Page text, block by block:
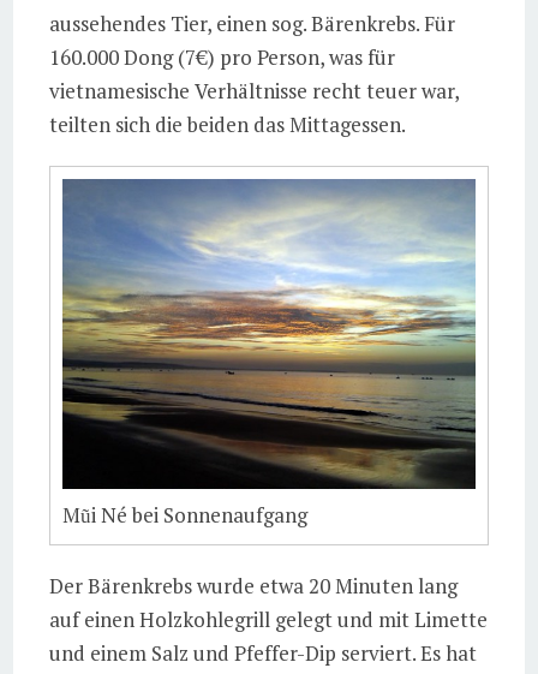
aussehendes Tier, einen sog. Bärenkrebs. Für
160.000 Dong (7€) pro Person, was für
vietnamesische Verhältnisse recht teuer war,
teilten sich die beiden das Mittagessen.
Mũi Né bei Sonnenaufgang
Der Bärenkrebs wurde etwa 20 Minuten lang
auf einen Holzkohlegrill gelegt und mit Limette
und einem Salz und Pfeffer-Dip serviert. Es hat